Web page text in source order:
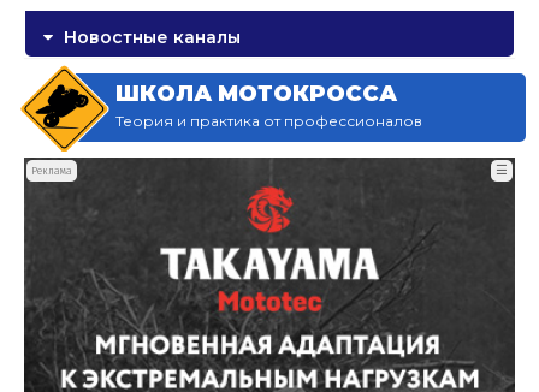
Новостные каналы
ШКОЛА МОТОКРОССА
Теория и практика от профессионалов
Реклама ☰